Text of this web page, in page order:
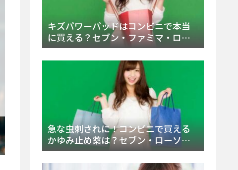
キズパワーパッドはコンビニで本当
に買える？セブン・ファミマ・ロー
ソン徹底調査＆値段と種類別販売場
所まとめ
急な虫刺されに！コンビニで買える
かゆみ止め薬は？セブン・ローソ
ン・ファミマの販売状況と定番商品
まとめ